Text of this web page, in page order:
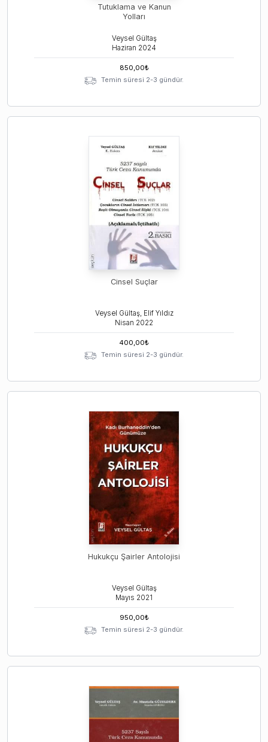
Tutuklama ve Kanun
Yolları
Veysel Gültaş
Haziran 2024
850,00₺
Temin süresi 2-3 gündür.
Cinsel Suçlar
Veysel Gültaş, Elif Yıldız
Nisan 2022
400,00₺
Temin süresi 2-3 gündür.
Hukukçu Şairler Antolojisi
Veysel Gültaş
Mayıs 2021
950,00₺
Temin süresi 2-3 gündür.